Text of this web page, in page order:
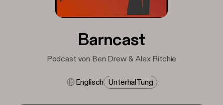
Barncast
Podcast von Ben Drew & Alex Ritchie
Englisch Unterhal​tung